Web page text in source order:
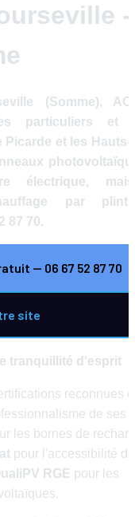
-
(Somme),
particuliers et
et les Hauts-
électrique,
87 70.
— 06 67 52 87 70
site
tranquillité d'esprit
reconnues
de ses
les bornes de
pour l'accessibilité
RGE pour les